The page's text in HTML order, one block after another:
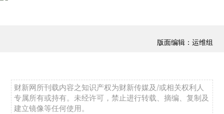
版面编辑：运维组
财新网所刊载内容之知识产权为财新传媒及/或相关权利人
专属所有或持有。未经许可，禁止进行转载、摘编、复制及
建立镜像等任何使用。